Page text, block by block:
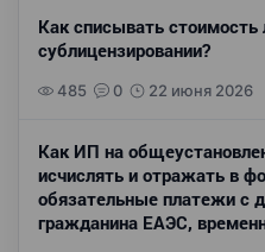
Как списывать стоимость
сублицензировании?
485 0 22 июня 2026
Как ИП на
исчислять и отражать в
обязательные платежи с
гражданина ЕАЭС,